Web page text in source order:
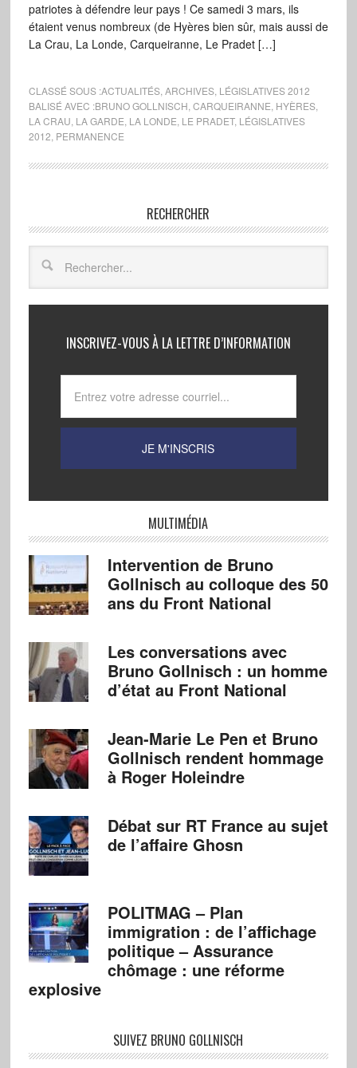
patriotes à défendre leur pays ! Ce samedi 3 mars, ils
étaient venus nombreux (de Hyères bien sûr, mais aussi de
La Crau, La Londe, Carqueiranne, Le Pradet […]
CLASSÉ SOUS :ACTUALITÉS, ARCHIVES, LÉGISLATIVES 2012
BALISÉ AVEC :BRUNO GOLLNISCH CARQUEIRANNE HYÈRES,
LA CRAU LA GARDE LA LONDE LE PRADET, LÉGISLATIVES
2012 PERMANENCE
RECHERCHER
INSCRIVEZ-VOUS À LA LETTRE D’INFORMATION
MULTIMÉDIA
Intervention de Bruno
Gollnisch au colloque des 50
ans du Front National
Les conversations avec
Bruno Gollnisch : un homme
d’état au Front National
Jean-Marie Le Pen et Bruno
Gollnisch rendent hommage
à Roger Holeindre
Débat sur RT France au sujet
de l’affaire Ghosn
POLITMAG – Plan
immigration : de l’affichage
politique – Assurance
chômage : une réforme
explosive
SUIVEZ BRUNO GOLLNISCH